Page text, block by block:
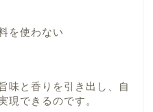
を使わない
味と香りを引き出し、自
現できるのです。